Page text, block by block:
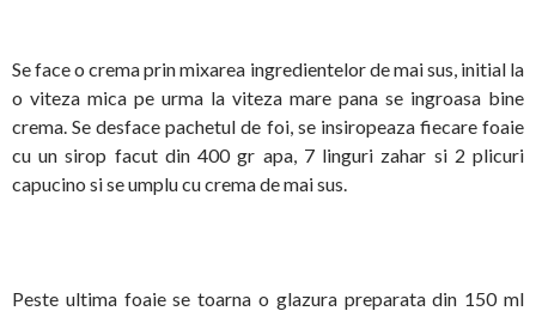
Se face o crema prin mixarea ingredientelor de mai sus, initial la
o viteza mica pe urma la viteza mare pana se ingroasa bine
crema. Se desface pachetul de foi, se insiropeaza fiecare foaie
cu un sirop facut din 400 gr apa, 7 linguri zahar si 2 plicuri
capucino si se umplu cu crema de mai sus.
Peste ultima foaie se toarna o glazura preparata din 150 ml